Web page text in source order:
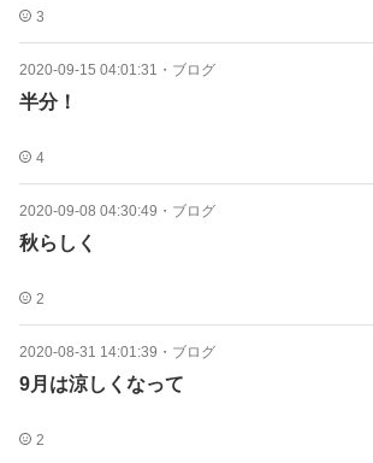
3
2020-09-15 04:01:31 ・ ブログ
半分！
4
2020-09-08 04:30:49 ・ ブログ
秋らしく
2
2020-08-31 14:01:39 ・ ブログ
9月は涼しくなって
2